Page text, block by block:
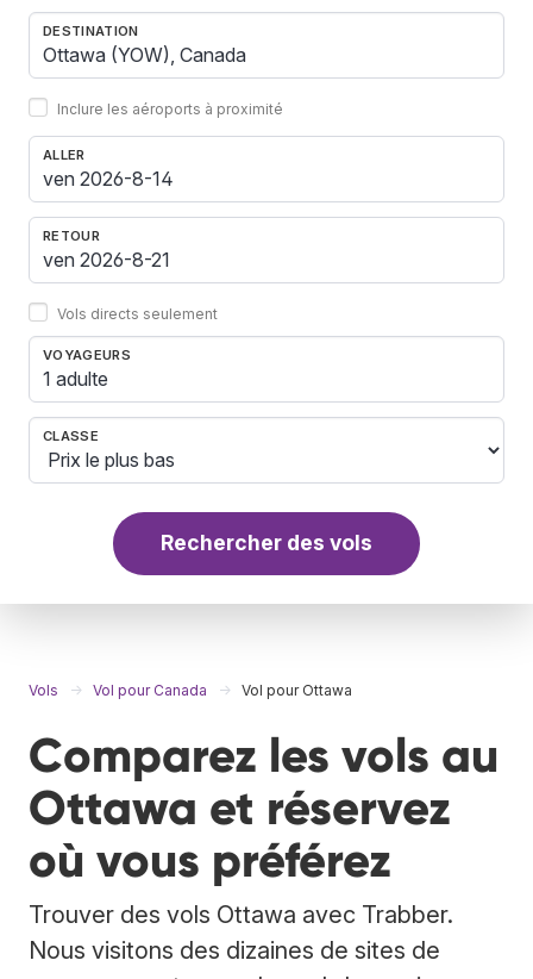
DESTINATION
Inclure les aéroports à proximité
ALLER
RETOUR
Vols directs seulement
VOYAGEURS
1 adulte
CLASSE
Rechercher des vols
Vols Vol pour Canada Vol pour Ottawa
Comparez les vols au
Ottawa et réservez
où vous préférez
Trouver des vols Ottawa avec Trabber.
Nous visitons des dizaines de sites de